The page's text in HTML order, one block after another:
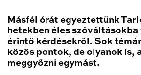
Másfél órát egyeztettünk
hetekben éles
érintő kérdésekről. Sok
közös pontok, de olyanok is,
meggyőzni egymást.